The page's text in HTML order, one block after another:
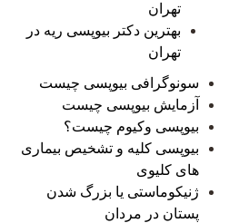
تهران
بهترین دکتر بیوپسی ریه در
تهران
سونوگرافی بیوپسی چیست
آزمایش بیوپسی چیست
بیوپسی وکیوم چیست؟
بیوپسی کلیه و تشخیص بیماری
های کلیوی
ژنیکوماستی یا بزرگ شدن
پستان در مردان